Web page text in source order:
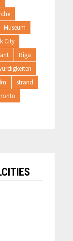
Museum
City
Riga
strand